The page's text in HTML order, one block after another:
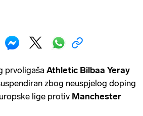
prvoligaša Athletic Bilbaa Yeray
zbog neuspjelog doping
lige protiv Manchester